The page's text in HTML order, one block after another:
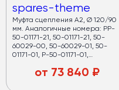
spares-theme
Муфта сцепления А2, Ø 120/90
мм. Аналогичные номера: PP-
50-01171-21, 50-01171-21, 50-
60029-00, 50-60029-01, 50-
01171-01, P-50-01171-01,
506002900, 506002901,
от 73 840 ₽